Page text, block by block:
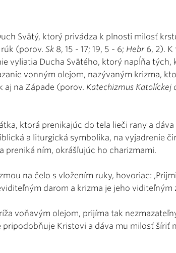
Svätý, ktorý privádza k plnosti milosť
(porov. Sk 8, 15 - 17; 19, 5 - 6; Hebr 6, 2).
vyliatia Ducha Svätého, ktorý napĺňa tých,
vonným olejom, nazývaným krizma,
aj na Západe (porov. Katechizmus Katolíckej
ktorá prenikajúc do tela lieči rany a
a liturgická symbolika, na vyjadrenie
preniká ním, okrášľujúc ho charizmami.
na čelo s vložením ruky, hovoriac:
darom a krizma je jeho viditeľným
voňavým olejom, prijíma tak
pripodobňuje Kristovi a dáva mu milosť šíriť